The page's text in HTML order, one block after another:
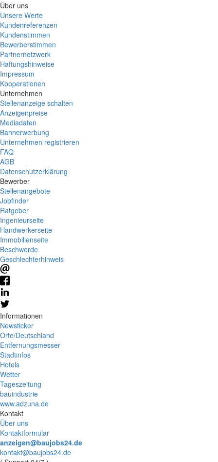
Über uns
Unsere Werte
Kundenreferenzen
Kundenstimmen
Bewerberstimmen
Partnernetzwerk
Haftungshinweise
Impressum
Kooperationen
Unternehmen
Stellenanzeige schalten
Anzeigenpreise
Mediadaten
Bannerwerbung
Unternehmen registrieren
FAQ
AGB
Datenschutzerklärung
Bewerber
Stellenangebote
Jobfinder
Ratgeber
Ingenieurseite
Handwerkerseite
Immobilienseite
Beschwerde
Geschlechterhinweis
Informationen
Newsticker
Orte/Deutschland
Entfernungsmesser
Stadtinfos
Hotels
Wetter
Tageszeitung
bauindustrie
www.adzuna.de
Kontakt
Über uns
Kontaktformular
anzeigen@baujobs24.de
kontakt@baujobs24.de